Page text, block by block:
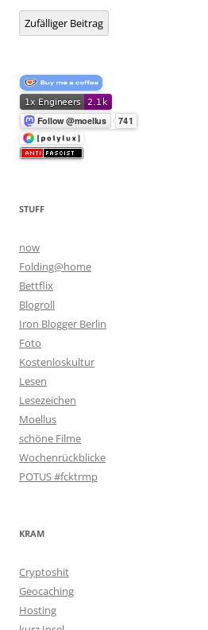
Zufälliger Beitrag
STUFF
now
Folding@home
Bettflix
Blogroll
Iron Blogger Berlin
Foto
Kostenloskultur
Lesen
Lesezeichen
Moellus
schöne Filme
Wochenrückblicke
POTUS #fcktrmp
KRAM
Cryptoshit
Geocaching
Hosting